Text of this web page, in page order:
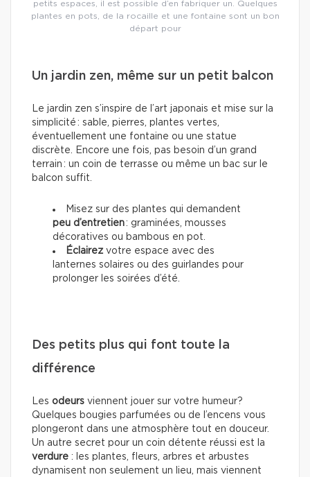
petits espaces, il est possible d’en fabriquer un. Quelques
plantes en pots, de la rocaille et une fontaine sont un bon
départ pour
Un jardin zen, même sur un petit balcon
Le jardin zen s’inspire de l’art japonais et mise sur la
simplicité : sable, pierres, plantes vertes,
éventuellement une fontaine ou une statue
discrète. Encore une fois, pas besoin d’un grand
terrain : un coin de terrasse ou même un bac sur le
balcon suffit.
Misez sur des plantes qui demandent
peu d’entretien: graminées, mousses
décoratives ou bambous en pot.
Éclairez votre espace avec des
lanternes solaires ou des guirlandes pour
prolonger les soirées d’été.
Des petits plus qui font toute la
différence
Les odeurs viennent jouer sur votre humeur?
Quelques bougies parfumées ou de l’encens vous
plongeront dans une atmosphère tout en douceur.
Un autre secret pour un coin détente réussi est la
verdure : les plantes, fleurs, arbres et arbustes
dynamisent non seulement un lieu, mais viennent